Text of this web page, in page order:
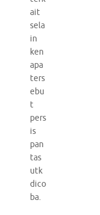
ait
sela
in
ken
apa
ters
ebu
t
pers
is
pan
tas
utk
dico
ba.